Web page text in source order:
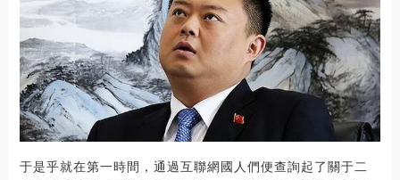
于是乎就在第一時間，通過互聯網國人們便查詢起了關于二